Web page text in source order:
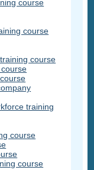
course
course
course
training
course
course